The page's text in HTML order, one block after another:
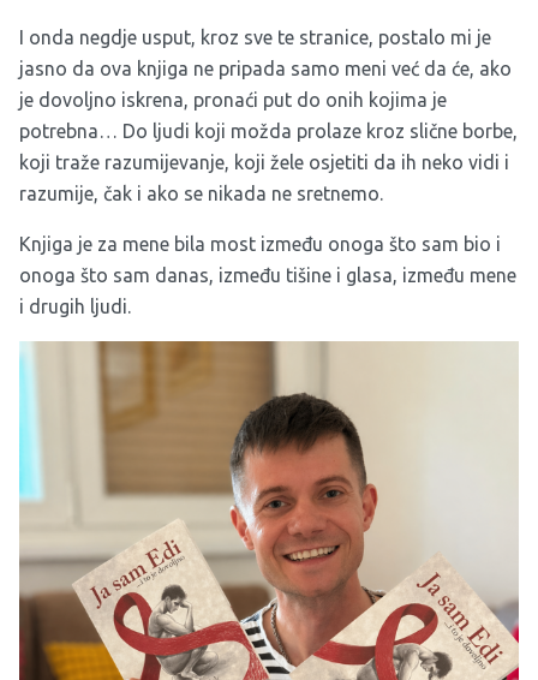
I onda negdje usput, kroz sve te stranice, postalo mi je
jasno da ova knjiga ne pripada samo meni već da će, ako
je dovoljno iskrena, pronaći put do onih kojima je
potrebna… Do ljudi koji možda prolaze kroz slične borbe,
koji traže razumijevanje, koji žele osjetiti da ih neko vidi i
razumije, čak i ako se nikada ne sretnemo.
Knjiga je za mene bila most između onoga što sam bio i
onoga što sam danas, između tišine i glasa, između mene
i drugih ljudi.